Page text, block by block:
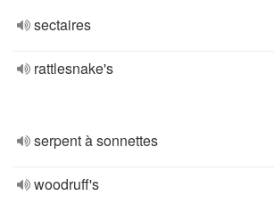
sectaires
rattlesnake's
serpent à sonnettes
woodruff's